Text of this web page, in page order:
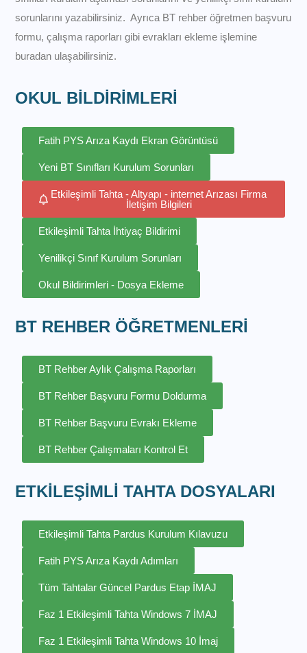
sorunlarını yazabilirsiniz. Ayrıca BT rehber öğretmen başvuru
formu, çalışma raporları gibi evrakları ekleme işlemine
buradan ulaşabilirsiniz.
OKUL BİLDİRİMLERİ
Fatih PYS Arıza Kaydı Ekran Görüntüsü
Yeni BT Sınıfları Kurulum Sorunları
Etkileşimli Tahta - Altyapı - internet Arızası Firma
İletişim Bilgileri
Etkileşimli Tahta İhtiyaç Bildirimi
Yenilikçi Sınıf Kurulum Sorunları
Okul Bildirimleri - Dosya Ekleme
BT REHBER ÖĞRETMENLERİ
BT Rehber Aylık Çalışma Raporları
BT Rehber Başvuru Formu Doldurma
BT Rehber Başvuru Evrakı Ekleme
BT Rehber Çalışmaları Kontrol Et
ETKİLEŞİMLİ TAHTA DOSYALARI
Etkileşimli Tahta Pardus Kurulum Kılavuzu
Fatih PYS Arıza Kaydı Adımları
Tüm Tahtalar Güncel Pardus Etap İMAJ
Faz 1 Etkileşimli Tahta Windows 7 İMAJ
Faz 1 Etkileşimli Tahta Windows 10 İmaj